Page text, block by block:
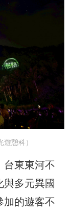
憩科）
台東東河不
與多元異國
加的遊客不